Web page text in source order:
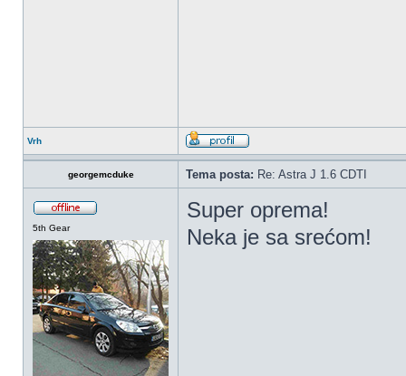
Vrh
georgemcduke Tema posta: Re: Astra J 1.6 CDTI
5th Gear
Super oprema!
Neka je sa srećom!